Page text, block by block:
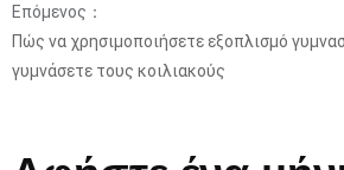
Επόμενος：
Πώς να χρησιμοποιήσετε εξοπλισμό
γυμνάσετε τους κοιλιακούς